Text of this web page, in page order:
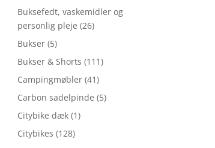
Buksefedt, vaskemidler og
personlig pleje (26)
Bukser (5)
Bukser & Shorts (111)
Campingmøbler (41)
Carbon sadelpinde (5)
Citybike dæk (1)
Citybikes (128)